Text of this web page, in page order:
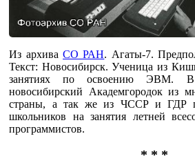
Из архиваСО РАН. Агаты-7.
Текст: Новосибирск. Ученица из
занятиях по освоению ЭВМ.
новосибирский Академгородок из
страны, а так же из ЧССР и ГДР
школьников на занятия летней
программистов.
* * *